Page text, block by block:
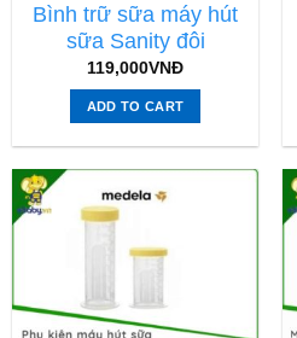
Bình trữ sữa máy hút
sữa Sanity đôi
119,000VNĐ
ADD TO CART